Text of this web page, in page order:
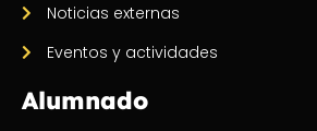
Noticias externas
Eventos y actividades
Alumnado